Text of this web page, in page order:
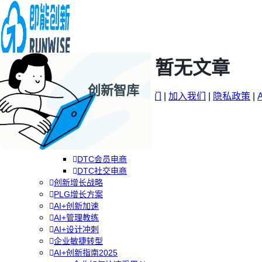
企业AI+创新
AI+创新战略
品牌DTC方案
RGM增长方案
DTC会员电商
DTC社交电商
创新增长战略
PLG增长方案
AI+创新加速
AI+管理教练
AI+设计冲刺
企业敏捷转型
AI+创新指南2025
创新智库
专题 分类 专栏
暂无文章
© 2009-2026 |关于Runwise|联系我们 加入我们 隐私政策